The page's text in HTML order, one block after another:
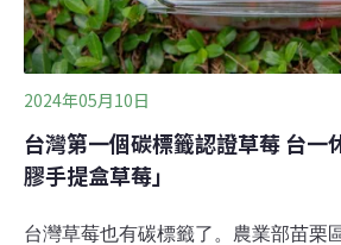
2024年05月10日
台灣第一個碳標籤認證草莓 台一
膠手提盒草莓」
台灣草莓也有碳標籤了。農業部苗栗